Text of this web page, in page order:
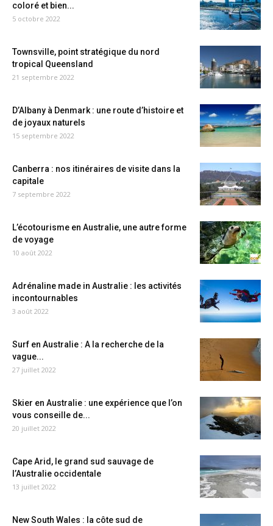
coloré et bien...
5 octobre 2022
Townsville, point stratégique du nord
tropical Queensland
21 septembre 2022
D’Albany à Denmark : une route d’histoire et
de joyaux naturels
15 septembre 2022
Canberra : nos itinéraires de visite dans la
capitale
7 septembre 2022
L’écotourisme en Australie, une autre forme
de voyage
10 août 2022
Adrénaline made in Australie : les activités
incontournables
3 août 2022
Surf en Australie : A la recherche de la
vague...
27 juillet 2022
Skier en Australie : une expérience que l’on
vous conseille de...
20 juillet 2022
Cape Arid, le grand sud sauvage de
l’Australie occidentale
13 juillet 2022
New South Wales : la côte sud de